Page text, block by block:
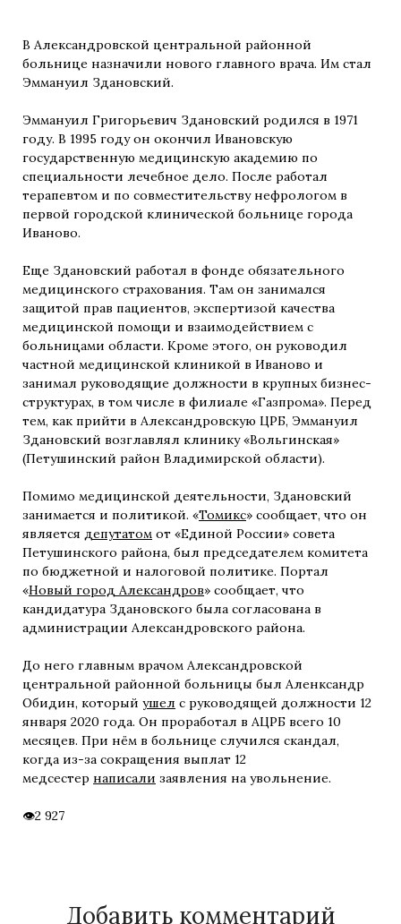
В Александровской центральной районной
больнице назначили нового главного врача. Им стал
Эммануил Здановский.
Эммануил Григорьевич Здановский родился в 1971
году. В 1995 году он окончил Ивановскую
государственную медицинскую академию по
специальности лечебное дело. После работал
терапевтом и по совместительству нефрологом в
первой городской клинической больнице города
Иваново.
Еще Здановский работал в фонде обязательного
медицинского страхования. Там он занимался
защитой прав пациентов, экспертизой качества
медицинской помощи и взаимодействием с
больницами области. Кроме этого, он руководил
частной медицинской клиникой в Иваново и
занимал руководящие должности в крупных бизнес-
структурах, в том числе в филиале «Газпрома». Перед
тем, как прийти в Александровскую ЦРБ, Эммануил
Здановский возглавлял клинику «Вольгинская»
(Петушинский район Владимирской области).
Помимо медицинской деятельности, Здановский
занимается и политикой. «Томикс» сообщает, что он
является депутатом от «Единой России» совета
Петушинского района, был председателем комитета
по бюджетной и налоговой политике. Портал
«Новый город Александров» сообщает, что
кандидатура Здановского была согласована в
администрации Александровского района.
До него главным врачом Александровской
центральной районной больницы был Аленксандр
Обидин, который ушел с руководящей должности 12
января 2020 года. Он проработал в АЦРБ всего 10
месяцев. При нём в больнице случился скандал,
когда из-за сокращения выплат 12
медсестер написали заявления на увольнение.
2 927
Добавить комментарий